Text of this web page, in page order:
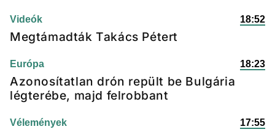
Videók 18:52
Megtámadták Takács Pétert
Európa 18:23
Azonosítatlan drón repült be Bulgária
légterébe, majd felrobbant
Vélemények 17:55